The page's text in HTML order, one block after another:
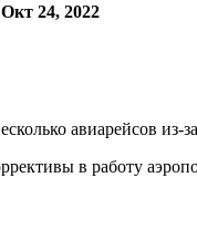
Окт 24, 2022
в работу